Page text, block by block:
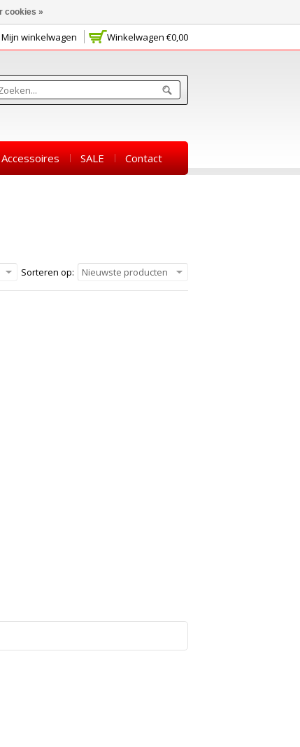
Winkelwagen €0,00
Mijn winkelwagen
Accessoires SALE Contact
Sorteren op: Nieuwste producten
cookies »